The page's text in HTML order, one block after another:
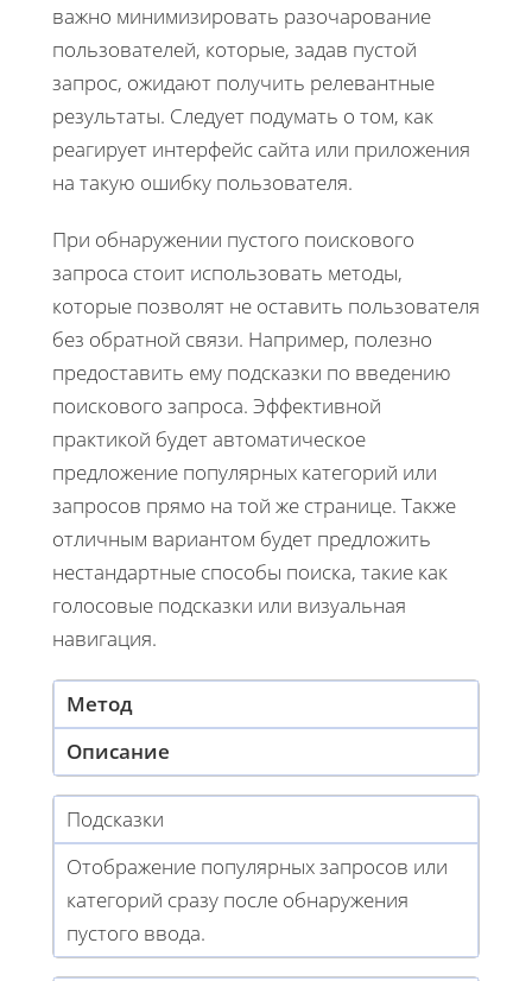
важно минимизировать разочарование
пользователей, которые, задав пустой
запрос, ожидают получить релевантные
результаты. Следует подумать о том, как
реагирует интерфейс сайта или приложения
на такую ошибку пользователя.
При обнаружении пустого поискового
запроса стоит использовать методы,
которые позволят не оставить пользователя
без обратной связи. Например, полезно
предоставить ему подсказки по введению
поискового запроса. Эффективной
практикой будет автоматическое
предложение популярных категорий или
запросов прямо на той же странице. Также
отличным вариантом будет предложить
нестандартные способы поиска, такие как
голосовые подсказки или визуальная
навигация.
Метод
Описание
Подсказки
Отображение популярных запросов или
категорий сразу после обнаружения
пустого ввода.